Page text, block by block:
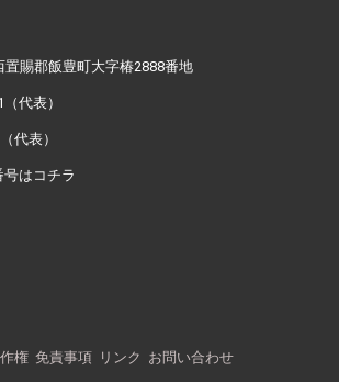
賜郡飯豊町大字椿2888番地
代表）
代表）
はコチラ
権 免責事項 リンク お問い合わせ